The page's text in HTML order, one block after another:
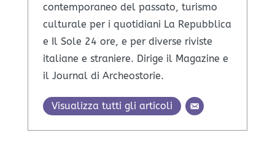
contemporaneo del passato, turismo
culturale per i quotidiani La Repubblica
e Il Sole 24 ore, e per diverse riviste
italiane e straniere. Dirige il Magazine e
il Journal di Archeostorie.
Visualizza tutti gli articoli